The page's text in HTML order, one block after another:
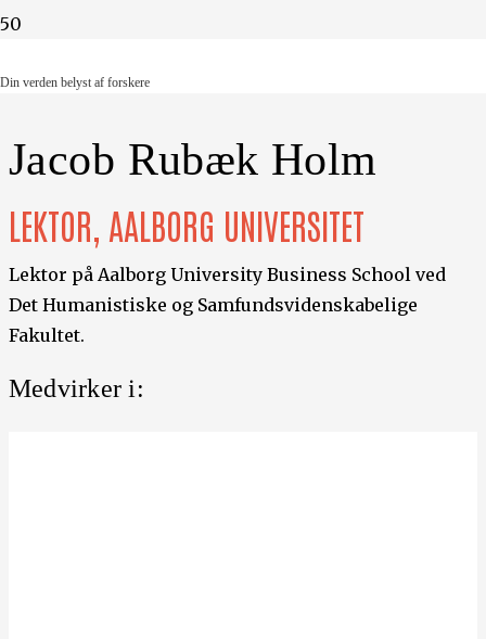
Din verden belyst af forskere
Jacob Rubæk Holm
LEKTOR, AALBORG UNIVERSITET
Lektor på Aalborg University Business School ved
Det Humanistiske og Samfundsvidenskabelige
Fakultet.
Medvirker i: